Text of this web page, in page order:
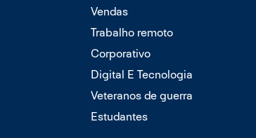
Vendas
Trabalho remoto
Corporativo
Digital E Tecnologia
Veteranos de guerra
Estudantes